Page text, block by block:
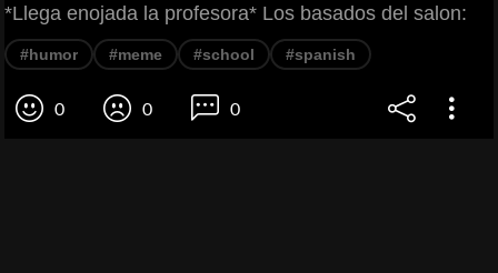
*Llega enojada la profesora* Los basados del salon:
#humor #meme #school #spanish
0 0 0